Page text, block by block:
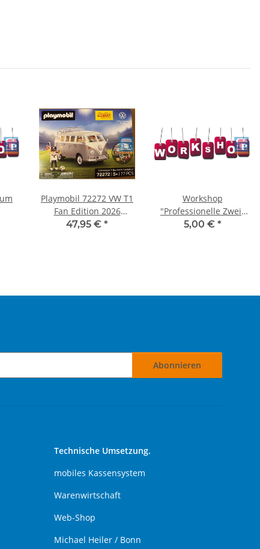
Playmobil 72272 VW T1
Fan Edition 2026
NETTO
47,95 € *
Workshop
"Professionelle Zwei-
Vergasereinstellung
5,00 € *
Abonnieren
Technische Umsetzung.
mobiles Kassensystem
Warenwirtschaft
Web-Shop
Michael Heiler / Bonn